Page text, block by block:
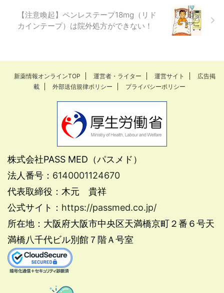
【注意喚起】ペンレステープ18mg（リド
カインテープ）は院外処方ができない！
新薬情報オンラインTOP 運営者・ライター 運営サイト
広告掲
載
外部送信規律ポリシー プライバシーポリシー
株式会社PASS MED（パスメド）
法人番号： 6140001124670
代表取締役：木元 貴祥
公式サイト： https://passmed.co.jp/
所在地：大阪府大阪市中央区天満橋京町２番６号天
満橋八千代ビル別館７階Ａ号室